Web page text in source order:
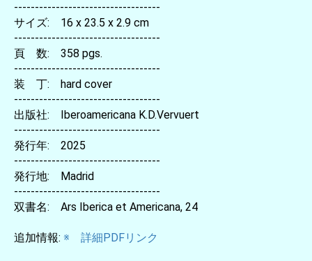
-----------------------------------
サイズ: 16 x 23.5 x 2.9 cm
-----------------------------------
頁 数: 358 pgs.
-----------------------------------
装 丁: hard cover
-----------------------------------
出版社: Iberoamericana K.D.Vervuert
-----------------------------------
発行年: 2025
-----------------------------------
発行地: Madrid
-----------------------------------
双書名: Ars Iberica et Americana, 24
追加情報: ※ 詳細PDFリンク